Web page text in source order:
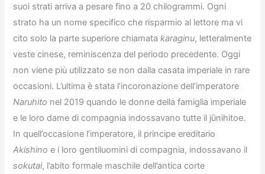
suoi strati arriva a pesare fino a 20 chilogrammi. Ogni
strato ha un nome specifico che risparmio al lettore ma vi
cito solo la parte superiore chiamatakaraginu, letteralmente
veste cinese, reminiscenza del periodo precedente. Oggi
non viene più utilizzato se non dalla casata imperiale in rare
occasioni. L’ultima è stata l’incoronazione dell’imperatore
Naruhito nel 2019 quando le donne della famiglia imperiale
e le loro dame di compagnia indossavano tutte il jūnihitoe.
In quell’occasione l’imperatore, il principe ereditario
Akishino e i loro gentiluomini di compagnia, indossavano il
sokutai, l’abito formale maschile dell’antica corte